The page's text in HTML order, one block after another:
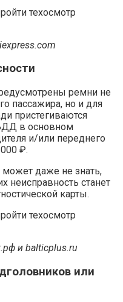
ремни не
пассажира, но и для
пристегиваются
в основном
и/или переднего
₽.
даже не знать,
неисправность станет
карты.
и balticplus.ru
или